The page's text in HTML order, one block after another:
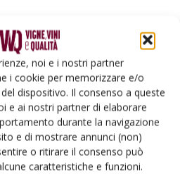
noi e i nostri partner
i cookie per memorizzare e/o
dispositivo. Il consenso a queste
e ai nostri partner di elaborare
durante la navigazione
e di mostrare annunci (non)
o ritirare il consenso può
caratteristiche e funzioni.
sul mondo
newsletter